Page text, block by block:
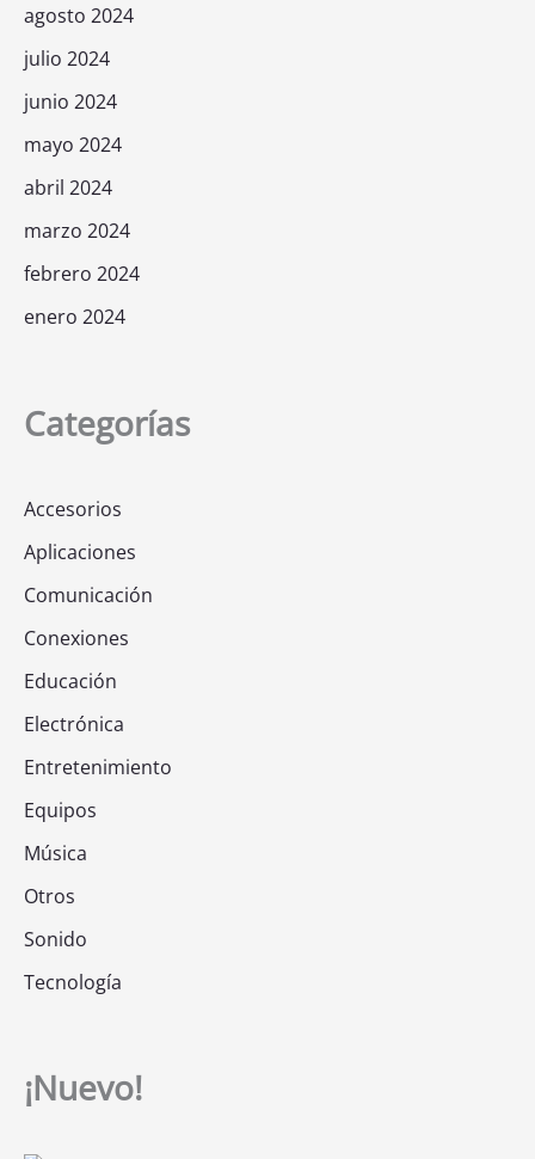
agosto 2024
julio 2024
junio 2024
mayo 2024
abril 2024
marzo 2024
febrero 2024
enero 2024
Categorías
Accesorios
Aplicaciones
Comunicación
Conexiones
Educación
Electrónica
Entretenimiento
Equipos
Música
Otros
Sonido
Tecnología
¡Nuevo!